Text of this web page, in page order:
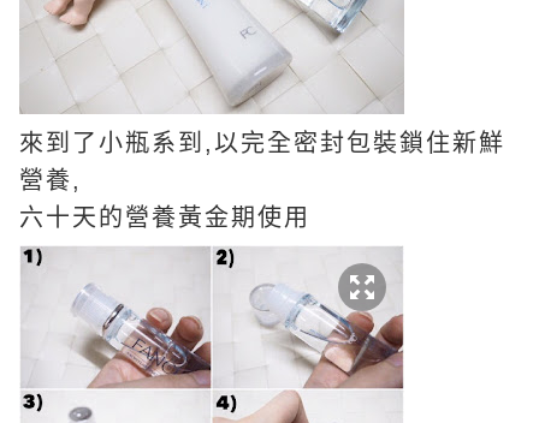
來到了小瓶系到,以完全密封包裝鎖住新鮮
營養,
六十天的營養黃金期使用